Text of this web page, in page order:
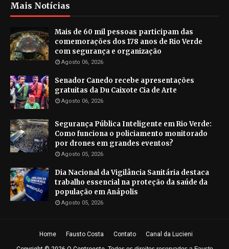
Mais Notícias
Mais de 60 mil pessoas participam das
comemorações dos 178 anos de Rio Verde
com segurança e organização
Agosto 06, 2026
Senador Canedo recebe apresentações
gratuitas da Du Caixote Cia de Arte
Agosto 06, 2026
Segurança Pública Inteligente em Rio Verde:
Como funciona o policiamento monitorado
por drones em grandes eventos?
Agosto 05, 2026
Dia Nacional da Vigilância Sanitária destaca
trabalho essencial na proteção da saúde da
população em Anápolis
Agosto 05, 2026
Home Fausto Costa Contato Canal da Lucieni